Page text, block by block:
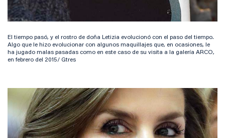
El tiempo pasó, y el rostro de doña Letizia evolucionó con el paso del tiempo.
Algo que le hizo evolucionar con algunos maquillajes que, en ocasiones, le
ha jugado malas pasadas como en este caso de su visita a la galería ARCO,
en febrero del 2015/ Gtres